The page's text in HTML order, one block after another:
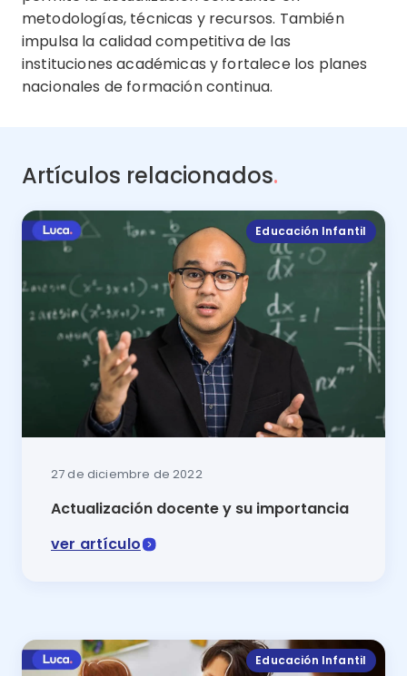
metodologías, técnicas y recursos. También
impulsa la calidad competitiva de las
instituciones académicas y fortalece los planes
nacionales de formación continua.
Artículos relacionados.
Educación Infantil
27 de diciembre de 2022
Actualización docente y su importancia
ver artículo
Educación Infantil